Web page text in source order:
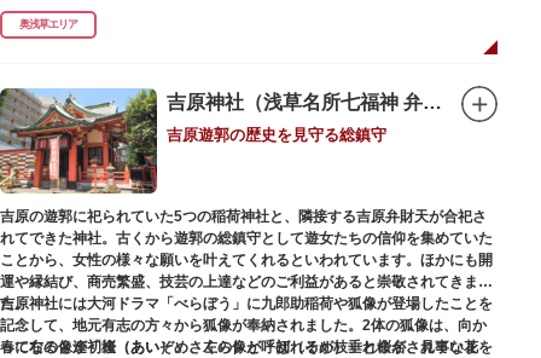
として有名。福をかきこむと言われる熊手をはじめ八ツ頭芋、お多福の面な
ど、色とりどりの縁起物を買い求める人たちで賑わいます。樋口一葉の代表
なでる場所によって異なるご利益を授かるといわれる「なでおかめ」も人
気。ふっくらとした優しい顔立ちのおかめは「お多福」とも言われ、福が多
く幸せを招く女性の象徴という事から長年親しまれる縁起物です。
ご祭神としては天日鷲命（あめのひわしのみこと）と日本武尊（やまとたけ
るのみこと）の他、浅草名所七福神のひとつとしても知られ、寿老人が祀ら
れています。
奥浅草エリア
吉原神社（浅草名所七福神 弁財天）
吉原遊郭の歴史を見守る総鎮守
吉原の遊郭に祀られていた5つの稲荷神社と、隣接する吉原弁財天が合祀さ
れてできた神社。古くから遊郭の総鎮守として遊女たちの信仰を集めていた
ことから、女性の様々な願いを叶えてくれるといわれています。ほかにも開
運や縁結び、商売繁盛、技芸の上達などのご利益があると崇敬されてきまし
た。
春になると逢初桜（あいぞめさくら）と呼ばれるが枝垂れ桜が、見事な花を
吉原神社には大河ドラマ「べらぼう」に九郎助稲荷や狐像が登場したことを
記念して、地元有志の方々から狐像が奉納されました。2体の狐像は、向か
って右の像が「逢（あい）」、左の像が「初（そめ）」と命名されていま